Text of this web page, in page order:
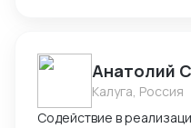
производственные
сертификатов,
отзывы других
уже проверенных
Анатолий
Калуга, Россия
Содействие в